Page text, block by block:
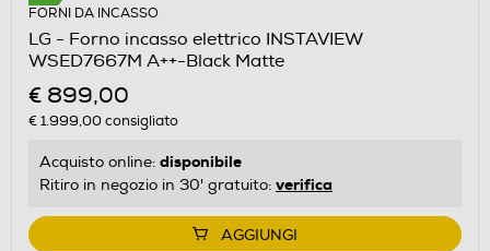
FORNI DA INCASSO
LG - Forno incasso elettrico INSTAVIEW
WSED7667M A++-Black Matte
€ 899,00
€ 1.999,00consigliato
Acquisto online: disponibile
Ritiro in negozio in 30' gratuito: verifica
AGGIUNGI